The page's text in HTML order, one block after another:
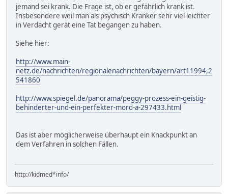
jemand sei krank. Die Frage ist, ob er gefährlich krank ist.
Insbesondere weil man als psychisch Kranker sehr viel leichter
in Verdacht gerät eine Tat begangen zu haben.
Siehe hier:
http://www.main-
netz.de/nachrichten/regionalenachrichten/bayern/art11994,2
541860
http://www.spiegel.de/panorama/peggy-prozess-ein-geistig-
behinderter-und-ein-perfekter-mord-a-297433.html
Das ist aber möglicherweise überhaupt ein Knackpunkt an
dem Verfahren in solchen Fällen.
http://kidmed*info/